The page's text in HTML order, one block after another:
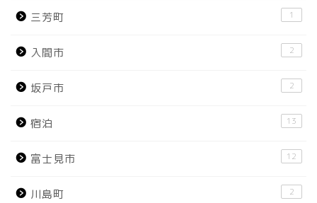
三芳町 1
入間市 2
坂戸市 2
宿泊 13
富士見市 12
川島町 2